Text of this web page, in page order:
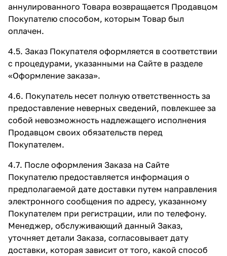
аннулированного Товара возвращается Продавцом
Покупателю способом, которым Товар был
оплачен.
4.5. Заказ Покупателя оформляется в соответствии
с процедурами, указанными на Сайте в разделе
«Оформление заказа».
4.6. Покупатель несет полную ответственность за
предоставление неверных сведений, повлекшее за
собой невозможность надлежащего исполнения
Продавцом своих обязательств перед
Покупателем.
4.7. После оформления Заказа на Сайте
Покупателю предоставляется информация о
предполагаемой дате доставки путем направления
электронного сообщения по адресу, указанному
Покупателем при регистрации, или по телефону.
Менеджер, обслуживающий данный Заказ,
уточняет детали Заказа, согласовывает дату
доставки, которая зависит от того, какой способ